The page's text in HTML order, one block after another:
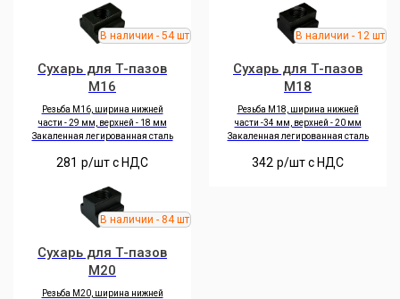
Сухарь для Т-пазов
M16
Резьба M16, ширина нижней
части - 29 мм, верхней - 18 мм
Закаленная легированная сталь
281 р/шт c НДС
Сухарь для Т-пазов
M18
Резьба M18, ширина нижней
части -34 мм, верхней - 20 мм
Закаленная легированная сталь
342 р/шт c НДС
Сухарь для Т-пазов
M20
Резьба M20, ширина нижней